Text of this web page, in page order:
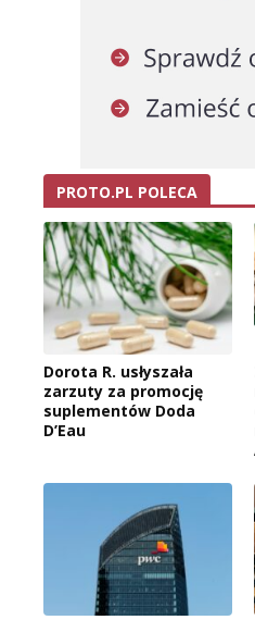
PROTO.PL POLECA
Dorota R. usłyszała
zarzuty za promocję
suplementów Doda
D’Eau